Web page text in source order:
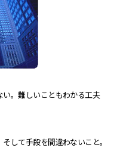
。難しいこともわかる工夫
して手段を間違わないこと。